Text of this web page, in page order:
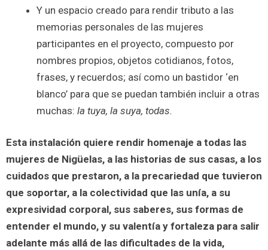
Y un espacio creado para rendir tributo a las
memorias personales de las mujeres
participantes en el proyecto, compuesto por
nombres propios, objetos cotidianos, fotos,
frases, y recuerdos; así como un bastidor ‘en
blanco’ para que se puedan también incluir a otras
muchas: la tuya, la suya, todas.
Esta instalación quiere rendir homenaje a todas las
mujeres de Nigüelas, a las historias de sus casas, a los
cuidados que prestaron, a la precariedad que tuvieron
que soportar, a la colectividad que las unía, a su
expresividad corporal, sus saberes, sus formas de
entender el mundo, y su valentía y fortaleza para salir
adelante más allá de las dificultades de la vida,